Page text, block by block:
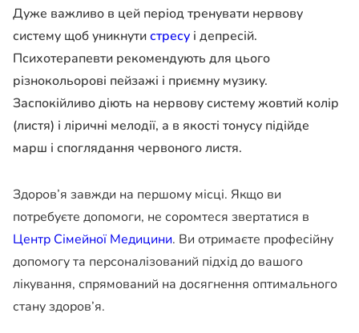
Дуже важливо в цей період тренувати нервову
систему щоб уникнутистресу і депресій.
Психотерапевти рекомендують для цього
різнокольорові пейзажі і приємну музику.
Заспокійливо діють на нервову систему жовтий колір
(листя) і ліричні мелодії, а в якості тонусу підійде
марш і споглядання червоного листя.
Здоров’я завжди на першому місці. Якщо ви
потребуєте допомоги, не соромтеся звертатися в
Центр Сімейної Медицини. Ви отримаєте професійну
допомогу та персоналізований підхід до вашого
лікування, спрямований на досягнення оптимального
стану здоров’я.